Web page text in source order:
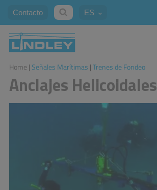
Contacto ES
Home | Señales Marítimas |Trenes de Fondeo
Anclajes Helicoidales